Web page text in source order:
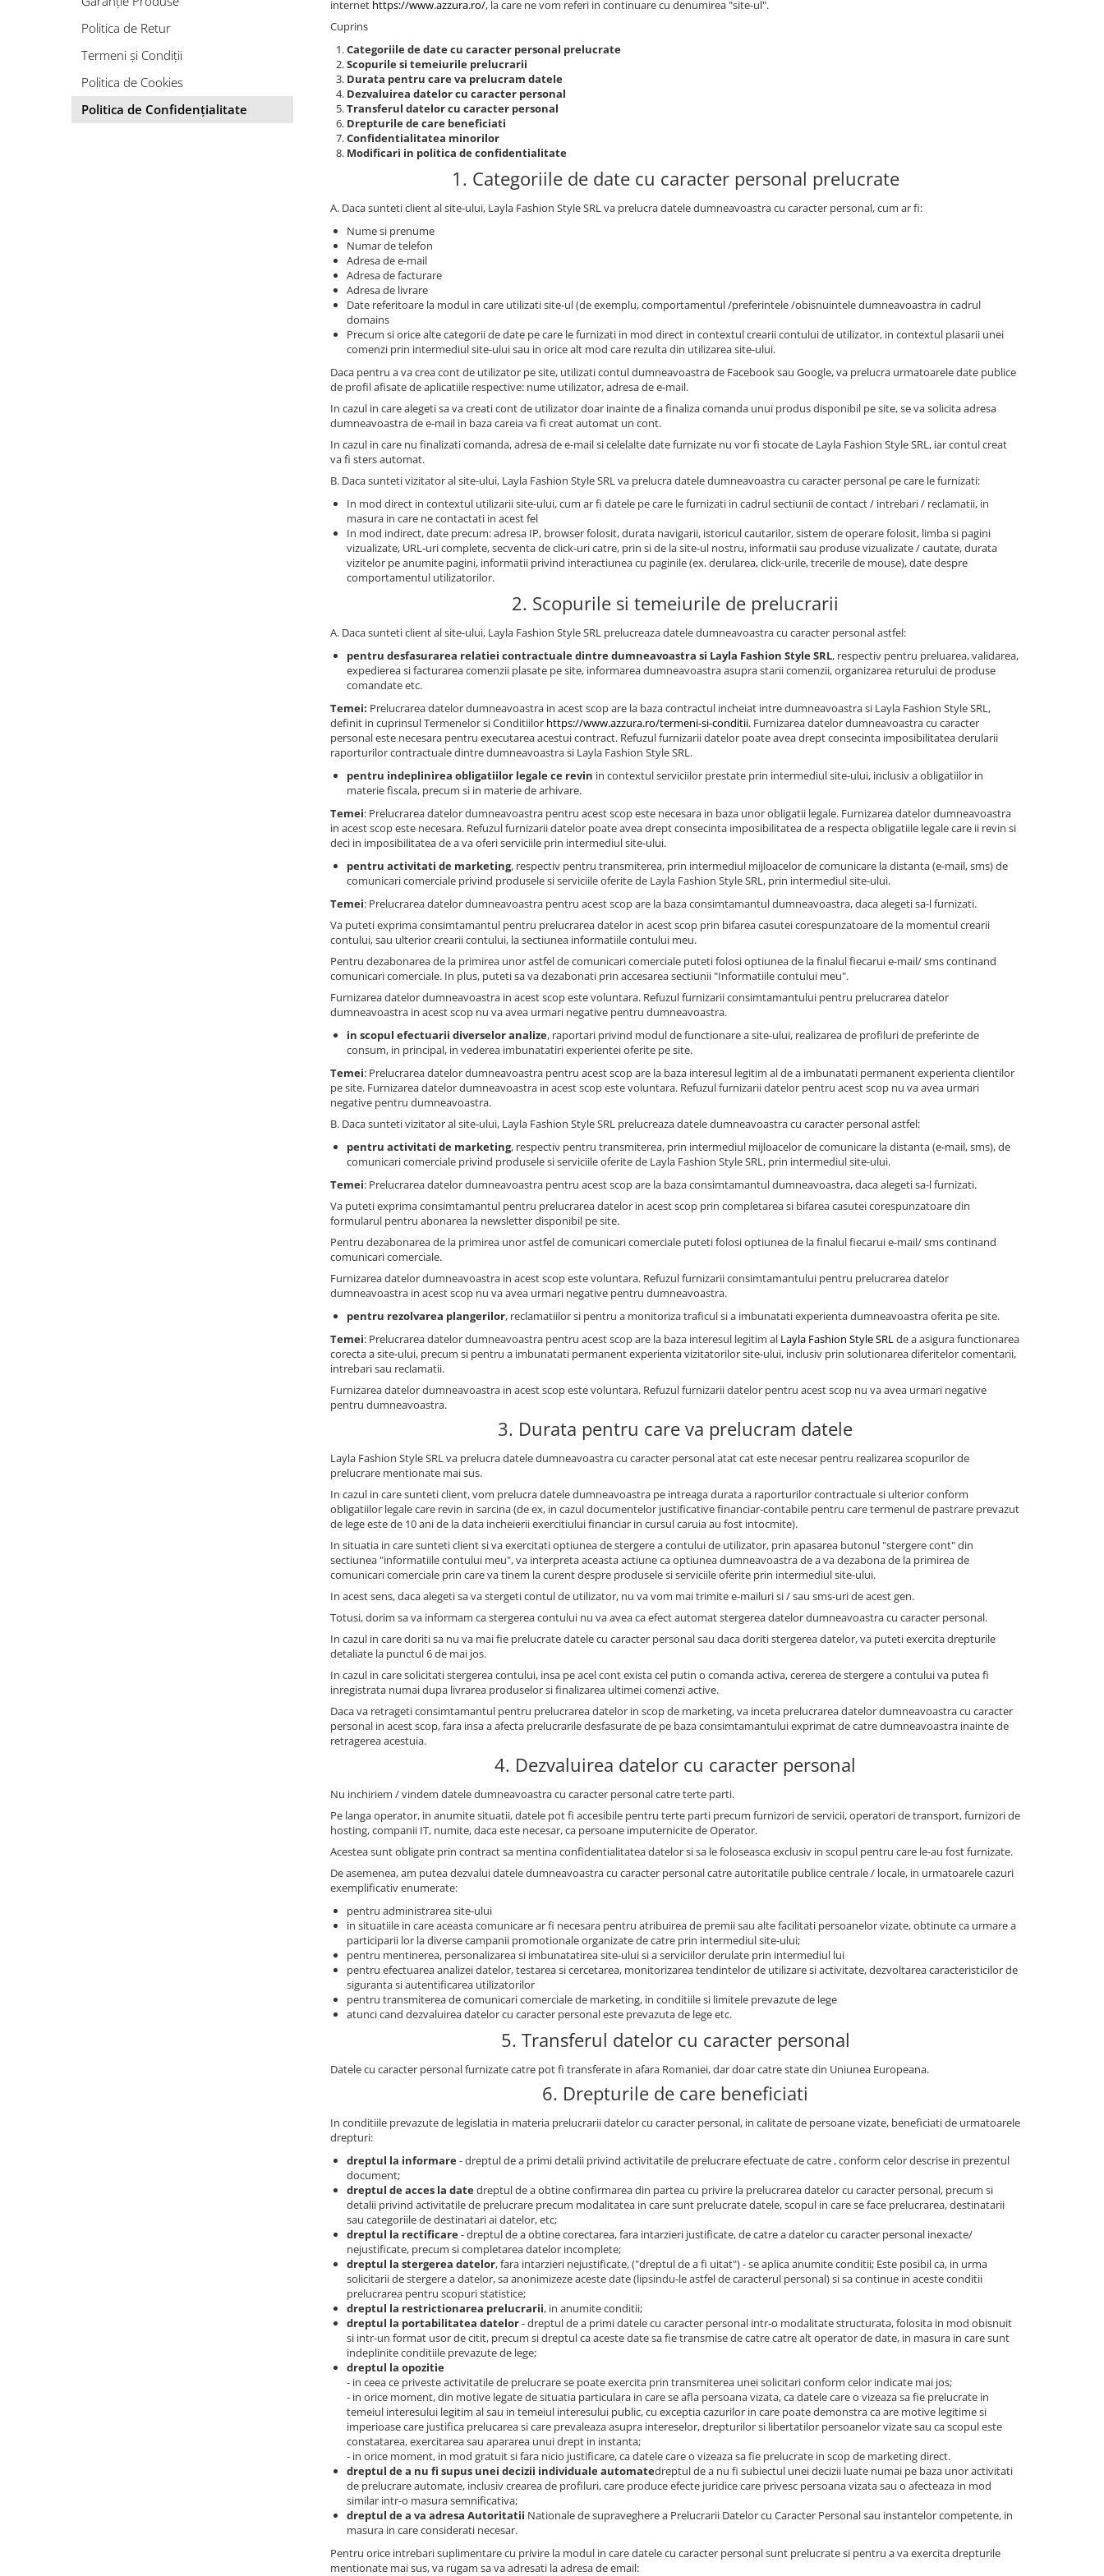
Genți Argintii
internet https://www.azzura.ro/, la care ne vom referi in continuare cu denumirea "site-ul".
Cuprins
Categoriile de date cu caracter personal prelucrate
Scopurile si temeiurile prelucrarii
Durata pentru care va prelucram datele
Dezvaluirea datelor cu caracter personal
Transferul datelor cu caracter personal
Drepturile de care beneficiati
Confidentialitatea minorilor
Modificari in politica de confidentialitate
1. Categoriile de date cu caracter personal prelucrate
A. Daca sunteti client al site-ului, Layla Fashion Style SRL va prelucra datele dumneavoastra cu caracter personal, cum ar fi:
Nume si prenume
Numar de telefon
Adresa de e-mail
Adresa de facturare
Adresa de livrare
Date referitoare la modul in care utilizati site-ul (de exemplu, comportamentul /preferintele /obisnuintele dumneavoastra in cadrul
domains
Precum si orice alte categorii de date pe care le furnizati in mod direct in contextul crearii contului de utilizator, in contextul plasarii unei
comenzi prin intermediul site-ului sau in orice alt mod care rezulta din utilizarea site-ului.
Daca pentru a va crea cont de utilizator pe site, utilizati contul dumneavoastra de Facebook sau Google, va prelucra urmatoarele date publice
de profil afisate de aplicatiile respective: nume utilizator, adresa de e-mail.
In cazul in care alegeti sa va creati cont de utilizator doar inainte de a finaliza comanda unui produs disponibil pe site, se va solicita adresa
dumneavoastra de e-mail in baza careia va fi creat automat un cont.
In cazul in care nu finalizati comanda, adresa de e-mail si celelalte date furnizate nu vor fi stocate de Layla Fashion Style SRL, iar contul creat
va fi sters automat.
B. Daca sunteti vizitator al site-ului, Layla Fashion Style SRL va prelucra datele dumneavoastra cu caracter personal pe care le furnizati:
In mod direct in contextul utilizarii site-ului, cum ar fi datele pe care le furnizati in cadrul sectiunii de contact / intrebari / reclamatii, in
masura in care ne contactati in acest fel
In mod indirect, date precum: adresa IP, browser folosit, durata navigarii, istoricul cautarilor, sistem de operare folosit, limba si pagini
vizualizate, URL-uri complete, secventa de click-uri catre, prin si de la site-ul nostru, informatii sau produse vizualizate / cautate, durata
vizitelor pe anumite pagini, informatii privind interactiunea cu paginile (ex. derularea, click-urile, trecerile de mouse), date despre
comportamentul utilizatorilor.
2. Scopurile si temeiurile de prelucrarii
A. Daca sunteti client al site-ului, Layla Fashion Style SRL prelucreaza datele dumneavoastra cu caracter personal astfel:
pentru desfasurarea relatiei contractuale dintre dumneavoastra si Layla Fashion Style SRL, respectiv pentru preluarea, validarea,
expedierea si facturarea comenzii plasate pe site, informarea dumneavoastra asupra starii comenzii, organizarea returului de produse
comandate etc.
Temei: Prelucrarea datelor dumneavoastra in acest scop are la baza contractul incheiat intre dumneavoastra si Layla Fashion Style SRL,
definit in cuprinsul Termenelor si Conditiilor https://www.azzura.ro/termeni-si-conditii. Furnizarea datelor dumneavoastra cu caracter
personal este necesara pentru executarea acestui contract. Refuzul furnizarii datelor poate avea drept consecinta imposibilitatea derularii
raporturilor contractuale dintre dumneavoastra si Layla Fashion Style SRL.
pentru indeplinirea obligatiilor legale ce revin in contextul serviciilor prestate prin intermediul site-ului, inclusiv a obligatiilor in
materie fiscala, precum si in materie de arhivare.
Temei: Prelucrarea datelor dumneavoastra pentru acest scop este necesara in baza unor obligatii legale. Furnizarea datelor dumneavoastra
in acest scop este necesara. Refuzul furnizarii datelor poate avea drept consecinta imposibilitatea de a respecta obligatiile legale care ii revin si
deci in imposibilitatea de a va oferi serviciile prin intermediul site-ului.
pentru activitati de marketing, respectiv pentru transmiterea, prin intermediul mijloacelor de comunicare la distanta (e-mail, sms) de
comunicari comerciale privind produsele si serviciile oferite de Layla Fashion Style SRL, prin intermediul site-ului.
Temei: Prelucrarea datelor dumneavoastra pentru acest scop are la baza consimtamantul dumneavoastra, daca alegeti sa-l furnizati.
Va puteti exprima consimtamantul pentru prelucrarea datelor in acest scop prin bifarea casutei corespunzatoare de la momentul crearii
contului, sau ulterior crearii contului, la sectiunea informatiile contului meu.
Pentru dezabonarea de la primirea unor astfel de comunicari comerciale puteti folosi optiunea de la finalul fiecarui e-mail/ sms continand
comunicari comerciale. In plus, puteti sa va dezabonati prin accesarea sectiunii "Informatiile contului meu".
Furnizarea datelor dumneavoastra in acest scop este voluntara. Refuzul furnizarii consimtamantului pentru prelucrarea datelor
dumneavoastra in acest scop nu va avea urmari negative pentru dumneavoastra.
in scopul efectuarii diverselor analize, raportari privind modul de functionare a site-ului, realizarea de profiluri de preferinte de
consum, in principal, in vederea imbunatatiri experientei oferite pe site.
Temei: Prelucrarea datelor dumneavoastra pentru acest scop are la baza interesul legitim al de a imbunatati permanent experienta clientilor
pe site. Furnizarea datelor dumneavoastra in acest scop este voluntara. Refuzul furnizarii datelor pentru acest scop nu va avea urmari
negative pentru dumneavoastra.
B. Daca sunteti vizitator al site-ului, Layla Fashion Style SRL prelucreaza datele dumneavoastra cu caracter personal astfel:
pentru activitati de marketing, respectiv pentru transmiterea, prin intermediul mijloacelor de comunicare la distanta (e-mail, sms), de
comunicari comerciale privind produsele si serviciile oferite de Layla Fashion Style SRL, prin intermediul site-ului.
Temei: Prelucrarea datelor dumneavoastra pentru acest scop are la baza consimtamantul dumneavoastra, daca alegeti sa-l furnizati.
Va puteti exprima consimtamantul pentru prelucrarea datelor in acest scop prin completarea si bifarea casutei corespunzatoare din
formularul pentru abonarea la newsletter disponibil pe site.
Pentru dezabonarea de la primirea unor astfel de comunicari comerciale puteti folosi optiunea de la finalul fiecarui e-mail/ sms continand
comunicari comerciale.
Furnizarea datelor dumneavoastra in acest scop este voluntara. Refuzul furnizarii consimtamantului pentru prelucrarea datelor
dumneavoastra in acest scop nu va avea urmari negative pentru dumneavoastra.
pentru rezolvarea plangerilor, reclamatiilor si pentru a monitoriza traficul si a imbunatati experienta dumneavoastra oferita pe site.
Temei: Prelucrarea datelor dumneavoastra pentru acest scop are la baza interesul legitim al Layla Fashion Style SRLde a asigura functionarea
corecta a site-ului, precum si pentru a imbunatati permanent experienta vizitatorilor site-ului, inclusiv prin solutionarea diferitelor comentarii,
intrebari sau reclamatii.
Furnizarea datelor dumneavoastra in acest scop este voluntara. Refuzul furnizarii datelor pentru acest scop nu va avea urmari negative
pentru dumneavoastra.
3. Durata pentru care va prelucram datele
Layla Fashion Style SRL va prelucra datele dumneavoastra cu caracter personal atat cat este necesar pentru realizarea scopurilor de
prelucrare mentionate mai sus.
In cazul in care sunteti client, vom prelucra datele dumneavoastra pe intreaga durata a raporturilor contractuale si ulterior conform
obligatiilor legale care revin in sarcina (de ex, in cazul documentelor justificative financiar-contabile pentru care termenul de pastrare prevazut
de lege este de 10 ani de la data incheierii exercitiului financiar in cursul caruia au fost intocmite).
In situatia in care sunteti client si va exercitati optiunea de stergere a contului de utilizator, prin apasarea butonul "stergere cont" din
sectiunea "informatiile contului meu", va interpreta aceasta actiune ca optiunea dumneavoastra de a va dezabona de la primirea de
comunicari comerciale prin care va tinem la curent despre produsele si serviciile oferite prin intermediul site-ului.
In acest sens, daca alegeti sa va stergeti contul de utilizator, nu va vom mai trimite e-mailuri si / sau sms-uri de acest gen.
Totusi, dorim sa va informam ca stergerea contului nu va avea ca efect automat stergerea datelor dumneavoastra cu caracter personal.
In cazul in care doriti sa nu va mai fie prelucrate datele cu caracter personal sau daca doriti stergerea datelor, va puteti exercita drepturile
detaliate la punctul 6 de mai jos.
In cazul in care solicitati stergerea contului, insa pe acel cont exista cel putin o comanda activa, cererea de stergere a contului va putea fi
inregistrata numai dupa livrarea produselor si finalizarea ultimei comenzi active.
Daca va retrageti consimtamantul pentru prelucrarea datelor in scop de marketing, va inceta prelucrarea datelor dumneavoastra cu caracter
personal in acest scop, fara insa a afecta prelucrarile desfasurate de pe baza consimtamantului exprimat de catre dumneavoastra inainte de
retragerea acestuia.
4. Dezvaluirea datelor cu caracter personal
Nu inchiriem / vindem datele dumneavoastra cu caracter personal catre terte parti.
Pe langa operator, in anumite situatii, datele pot fi accesibile pentru terte parti precum furnizori de servicii, operatori de transport, furnizori de
hosting, companii IT, numite, daca este necesar, ca persoane imputernicite de Operator.
Acestea sunt obligate prin contract sa mentina confidentialitatea datelor si sa le foloseasca exclusiv in scopul pentru care le-au fost furnizate.
De asemenea, am putea dezvalui datele dumneavoastra cu caracter personal catre autoritatile publice centrale / locale, in urmatoarele cazuri
exemplificativ enumerate:
pentru administrarea site-ului
in situatiile in care aceasta comunicare ar fi necesara pentru atribuirea de premii sau alte facilitati persoanelor vizate, obtinute ca urmare a
participarii lor la diverse campanii promotionale organizate de catre prin intermediul site-ului;
pentru mentinerea, personalizarea si imbunatatirea site-ului si a serviciilor derulate prin intermediul lui
pentru efectuarea analizei datelor, testarea si cercetarea, monitorizarea tendintelor de utilizare si activitate, dezvoltarea caracteristicilor de
siguranta si autentificarea utilizatorilor
pentru transmiterea de comunicari comerciale de marketing, in conditiile si limitele prevazute de lege
atunci cand dezvaluirea datelor cu caracter personal este prevazuta de lege etc.
5. Transferul datelor cu caracter personal
Datele cu caracter personal furnizate catre pot fi transferate in afara Romaniei, dar doar catre state din Uniunea Europeana.
6. Drepturile de care beneficiati
In conditiile prevazute de legislatia in materia prelucrarii datelor cu caracter personal, in calitate de persoane vizate, beneficiati de urmatoarele
drepturi:
dreptul la informare- dreptul de a primi detalii privind activitatile de prelucrare efectuate de catre , conform celor descrise in prezentul
document;
dreptul de acces la datedreptul de a obtine confirmarea din partea cu privire la prelucrarea datelor cu caracter personal, precum si
detalii privind activitatile de prelucrare precum modalitatea in care sunt prelucrate datele, scopul in care se face prelucrarea, destinatarii
sau categoriile de destinatari ai datelor, etc;
dreptul la rectificare- dreptul de a obtine corectarea, fara intarzieri justificate, de catre a datelor cu caracter personal inexacte/
nejustificate, precum si completarea datelor incomplete;
dreptul la stergerea datelor, fara intarzieri nejustificate, ("dreptul de a fi uitat") - se aplica anumite conditii; Este posibil ca, in urma
solicitarii de stergere a datelor, sa anonimizeze aceste date (lipsindu-le astfel de caracterul personal) si sa continue in aceste conditii
prelucrarea pentru scopuri statistice;
dreptul la restrictionarea prelucrarii, in anumite conditii;
dreptul la portabilitatea datelor- dreptul de a primi datele cu caracter personal intr-o modalitate structurata, folosita in mod obisnuit
si intr-un format usor de citit, precum si dreptul ca aceste date sa fie transmise de catre catre alt operator de date, in masura in care sunt
indeplinite conditiile prevazute de lege;
dreptul la opozitie
- in ceea ce priveste activitatile de prelucrare se poate exercita prin transmiterea unei solicitari conform celor indicate mai jos;
- in orice moment, din motive legate de situatia particulara in care se afla persoana vizata, ca datele care o vizeaza sa fie prelucrate in
temeiul interesului legitim al sau in temeiul interesului public, cu exceptia cazurilor in care poate demonstra ca are motive legitime si
imperioase care justifica prelucarea si care prevaleaza asupra intereselor, drepturilor si libertatilor persoanelor vizate sau ca scopul este
constatarea, exercitarea sau apararea unui drept in instanta;
- in orice moment, in mod gratuit si fara nicio justificare, ca datele care o vizeaza sa fie prelucrate in scop de marketing direct.
dreptul de a nu fi supus unei decizii individuale automatedreptul de a nu fi subiectul unei decizii luate numai pe baza unor activitati
de prelucrare automate, inclusiv crearea de profiluri, care produce efecte juridice care privesc persoana vizata sau o afecteaza in mod
similar intr-o masura semnificativa;
dreptul de a va adresa Autoritatii Nationale de supraveghere a Prelucrarii Datelor cu Caracter Personal sau instantelor competente, in
masura in care considerati necesar.
Pentru orice intrebari suplimentare cu privire la modul in care datele cu caracter personal sunt prelucrate si pentru a va exercita drepturile
mentionate mai sus, va rugam sa va adresati la adresa de email:
Politica de Retur
Termeni și Condiții
Politica de Cookies
Politica de Confidențialitate